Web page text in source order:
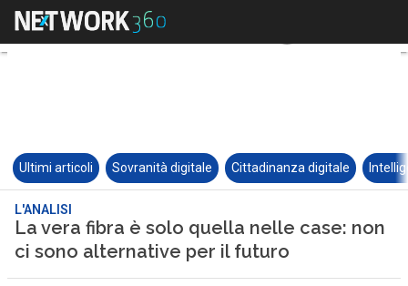
Ultimi articoli Sovranità digitale Cittadinanza digitale
L'ANALISI
La vera fibra è solo quella nelle case: non
ci sono alternative per il futuro